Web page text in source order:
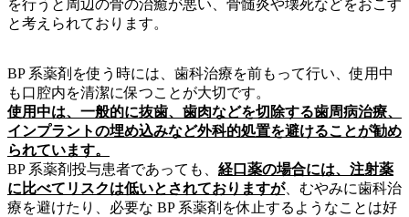
を行うと周辺の骨の治癒が悪い、骨髄炎や壊死などをおこす
と考えられております。
BP 系薬剤を使う時には、歯科治療を前もって行い、使用中
も口腔内を清潔に保つことが大切です。
使用中は、一般的に抜歯、歯肉などを切除する歯周病治療、
インプラントの埋め込みなど外科的処置を避けることが勧め
られています。
BP 系薬剤投与患者であっても、 経口薬の場合には、注射薬
に比べてリスクは低いとされておりますが、むやみに歯科治
療を避けたり、必要な BP 系薬剤を休止するようなことは好